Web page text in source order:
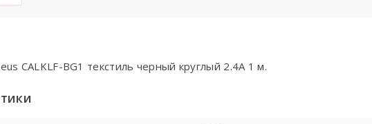
CALKLF-BG1 текстиль черный круглый 2.4A 1 м.